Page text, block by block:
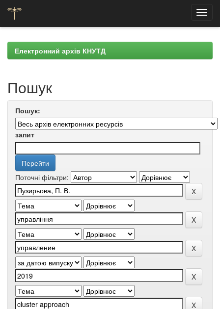
navigationЕлектронний архів КНУТД
Пошук
Пошук:
запит
Поточні фільтри: